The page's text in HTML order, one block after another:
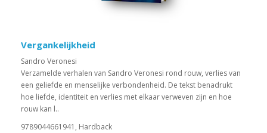
Vergankelijkheid
Sandro Veronesi
Verzamelde verhalen van Sandro Veronesi rond rouw, verlies van
een geliefde en menselijke verbondenheid. De tekst benadrukt
hoe liefde, identiteit en verlies met elkaar verweven zijn en hoe
rouw kan l..
9789044661941, Hardback